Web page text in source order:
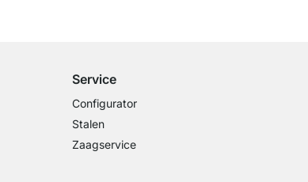
Service
Configurator
Stalen
Zaagservice